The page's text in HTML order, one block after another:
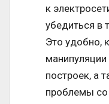
к
убедиться в
Это удобно,
построек, а
проблемы со